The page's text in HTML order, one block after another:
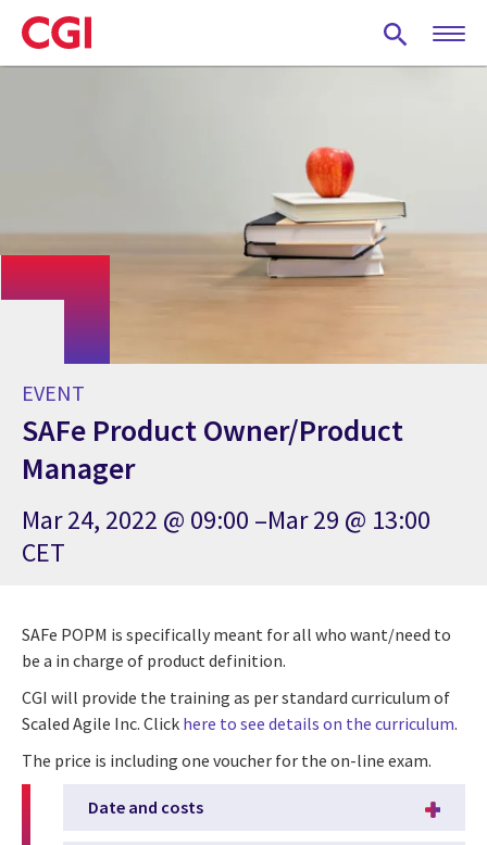
Skip
to
main
EVENT
SAFe Product Owner/Product
Manager
Mar 24, 2022 @ 09:00 –Mar 29 @ 13:00
CET
SAFe POPM is specifically meant for all who want/need to
be a in charge of product definition.
CGI will provide the training as per standard curriculum of
Scaled Agile Inc. Click here to see details on the curriculum.
The price is including one voucher for the on-line exam.
Date and costs